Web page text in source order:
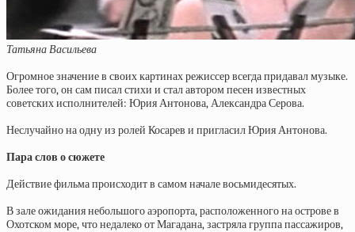
Татьяна Васильева
Огромное значение в своих картинах режиссер всегда придавал музыке.
Более того, он сам писал стихи и стал автором песен известных
советских исполнителей: Юрия Антонова, Александра Серова.
Неслучайно на одну из ролей Косарев и пригласил Юрия Антонова.
Пара слов о сюжете
Действие фильма происходит в самом начале восьмидесятых.
В зале ожидания небольшого аэропорта, расположенного на острове в
Охотском море, что недалеко от Магадана, застряла группа пассажиров,